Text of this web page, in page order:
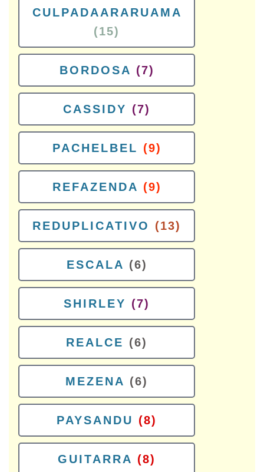
CULPADAARARUAMA
(15)
BORDOSA (7)
CASSIDY (7)
PACHELBEL (9)
REFAZENDA (9)
REDUPLICATIVO (13)
ESCALA (6)
SHIRLEY (7)
REALCE (6)
MEZENA (6)
PAYSANDU (8)
GUITARRA (8)